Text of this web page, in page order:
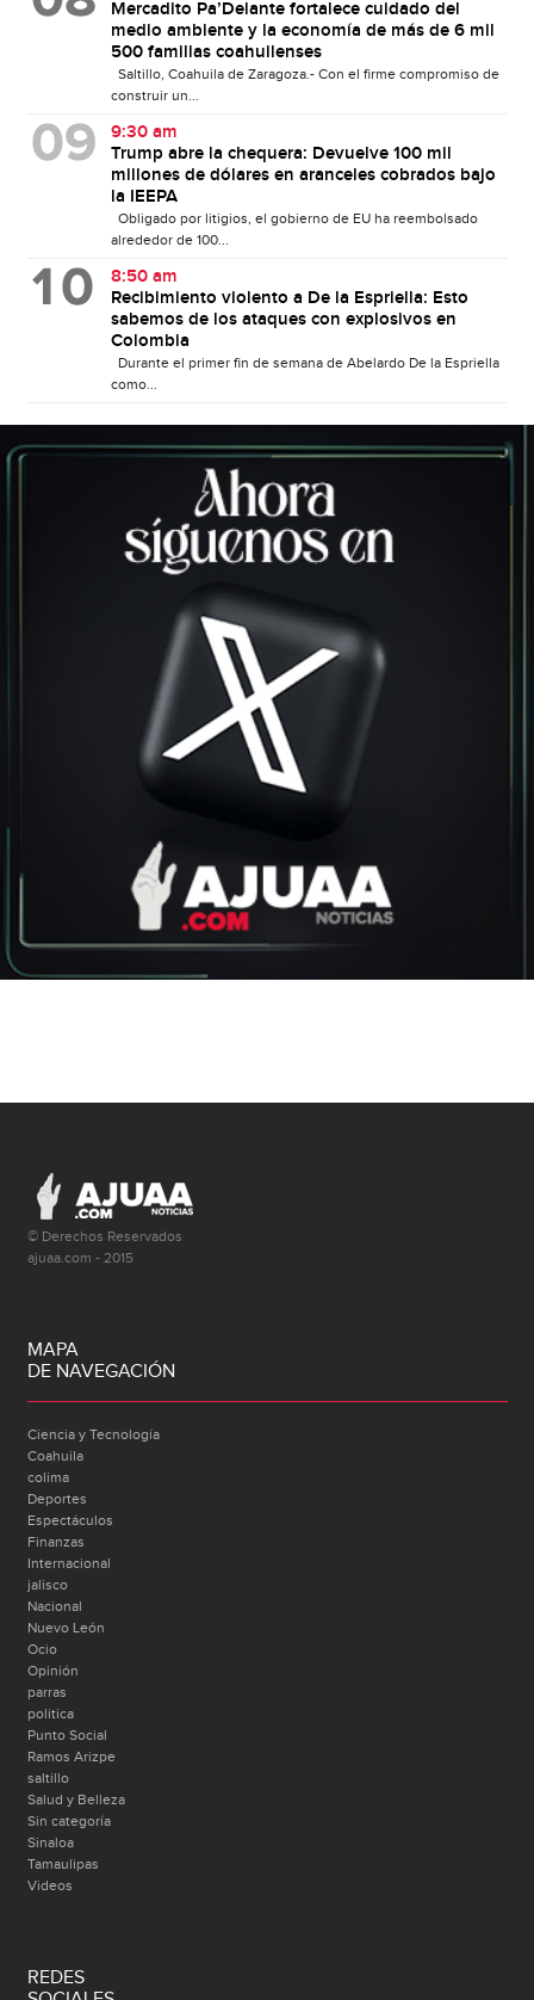
Mercadito Pa’Delante fortalece cuidado del
medio ambiente y la economía de más de 6 mil
500 familias coahuilenses
Saltillo, Coahuila de Zaragoza.- Con el firme compromiso de
construir un...
9:30 am
Trump abre la chequera: Devuelve 100 mil
millones de dólares en aranceles cobrados bajo
la IEEPA
Obligado por litigios, el gobierno de EU ha reembolsado
alrededor de 100...
8:50 am
Recibimiento violento a De la Espriella: Esto
sabemos de los ataques con explosivos en
Colombia
Durante el primer fin de semana de Abelardo De la Espriella
como...
© Derechos Reservados
ajuaa.com - 2015
MAPA
DE NAVEGACIÓN
Ciencia y Tecnología
Coahuila
colima
Deportes
Espectáculos
Finanzas
Internacional
jalisco
Nacional
Nuevo León
Ocio
Opinión
parras
politica
Punto Social
Ramos Arizpe
saltillo
Salud y Belleza
Sin categoría
Sinaloa
Tamaulipas
Videos
REDES